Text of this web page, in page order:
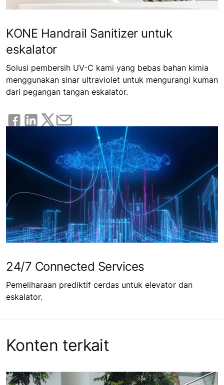
KONE Handrail Sanitizer untuk
eskalator
Solusi pembersih UV-C kami yang bebas bahan kimia
menggunakan sinar ultraviolet untuk mengurangi kuman
dari pegangan tangan eskalator.
24/7 Connected Services
Pemeliharaan prediktif cerdas untuk elevator dan
eskalator.
Konten terkait